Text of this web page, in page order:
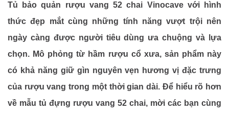
Tủ bảo quản rượu vang 52 chai Vinocave với hình
thức đẹp mắt cùng những tính năng vượt trội nên
ngày càng được người tiêu dùng ưa chuộng và lựa
chọn. Mô phỏng từ hầm rượu cổ xưa, sản phẩm này
có khả năng giữ gìn nguyên vẹn hương vị đặc trưng
của rượu vang trong một thời gian dài. Để hiểu rõ hơn
về mẫu tủ đựng rượu vang 52 chai, mời các bạn cùng